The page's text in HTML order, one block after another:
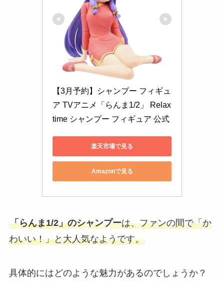
【3月予約】シャンプー フィギュ
ア TVアニメ「らんま1/2」 Relax
time シャンプー フィギュア 公式
楽天市場で見る
Amazonで見る
「らんま1/2」のシャンプーは、ファンの間で「か
わいい！」と大人気なようです。
具体的にはどのような魅力があるのでしょうか？